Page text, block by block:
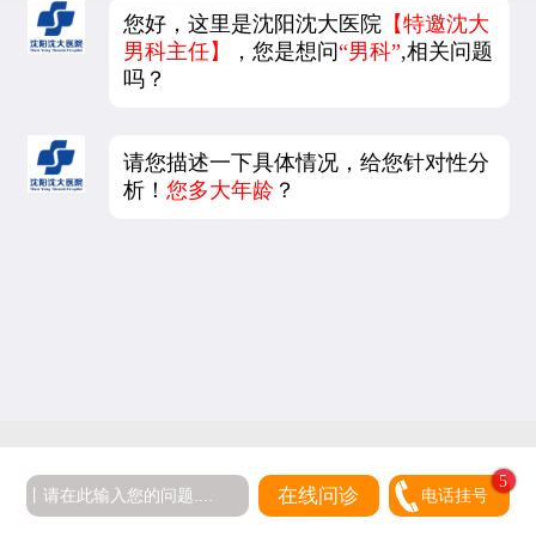
您好，这里是沈阳沈大医院 【特邀沈大
男科主任】
，您是想问“男科”,相关问题
吗？
请您描述一下具体情况，给您针对性分
析！您多大年龄 ？
在线问诊 电话挂号
5